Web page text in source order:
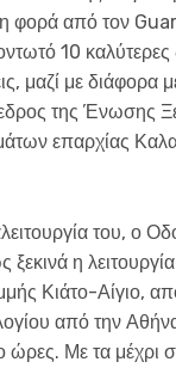
φορά από τον
10 καλύτερες
μαζί με
της Ένωσης
επαρχίας
του, ο
ξεκινά η
Κιάτο-Αίγιο,
από την
ώρες. Με τα μέχρι